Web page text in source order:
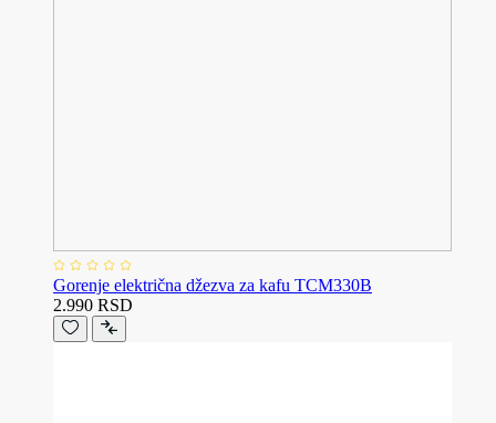
Gorenje električna džezva za kafu TCM330B
2.990 RSD